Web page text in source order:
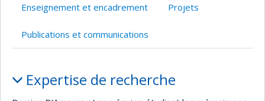
Enseignement et encadrement Projets
Publications et communications
Expertise de recherche